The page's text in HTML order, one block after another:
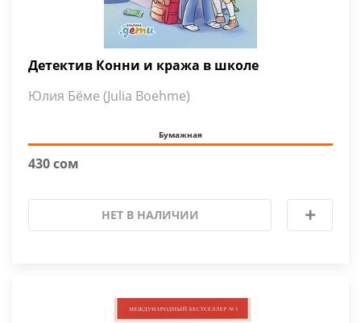
Детектив Конни и кража в школе
Юлия Бёме (Julia Boehme)
Бумажная
430 сом
НЕТ В НАЛИЧИИ